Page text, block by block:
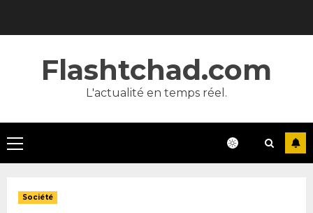
Flashtchad.com
L'actualité en temps réel.
Primary
Menu
Société